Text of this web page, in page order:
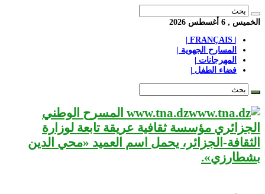
الخميس , 6 أغسطس 2026
المسارح الجهوية |
المهرجانات |
فضاء الطفل |
www.tna.dz المسرح الوطني
الجزائري مؤسسة ثقافية عريقة تابعة لوزارة
الثقافة-الجزائر، يحمل اسم العميد «محي الدين
بشطارزي».